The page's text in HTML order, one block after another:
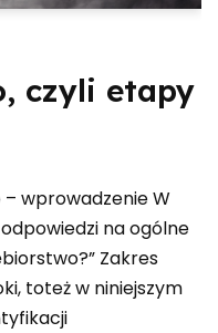
czyli etapy
wprowadzenie W
na ogólne
Zakres
toteż w niniejszym